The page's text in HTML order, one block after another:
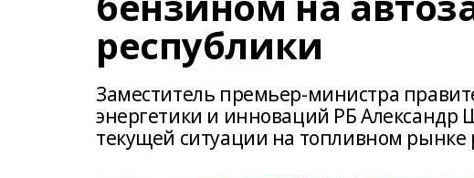
республики
Заместитель премьер-министра
энергетики и инноваций РБ Александр
текущей ситуации на топливном рынке